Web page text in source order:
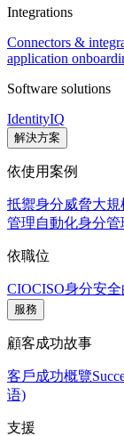
Integrations
Connectors &
application
Software solutions
IdentityIQ
解決方案
依使用案例
抵禦身分威脅大規
管理自動化身分
依職位
CIOCISO身分安
服務
顧客成功故事
客戶成功概覽
语)
支援